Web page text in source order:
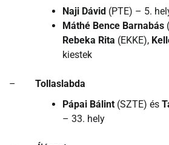
Naji Dávid (PTE) – 5.
Máthé Bence Barnabás
Rebeka Rita (EKKE),
kiestek
– Tollaslabda
Pápai Bálint (SZTE) és
– 33. hely